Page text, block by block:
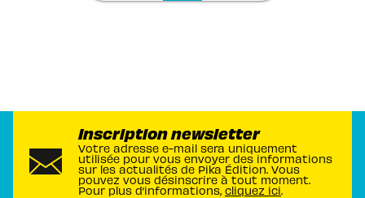
Inscription newsletter
Votre adresse e-mail sera uniquement
utilisée pour vous envoyer des informations
sur les actualités de Pika Édition. Vous
pouvez vous désinscrire à tout moment.
Pour plus d’informations, cliquez ici.